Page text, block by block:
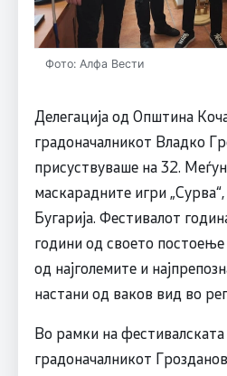
Фото: Алфа Вести
Делегација од Општина
градоначалникот Владко
присуствуваше на 32.
маскарадните игри
Бугарија. Фестивалот
години од своето
од најголемите и
настани од ваков вид во
Во рамки на
градоначалникот